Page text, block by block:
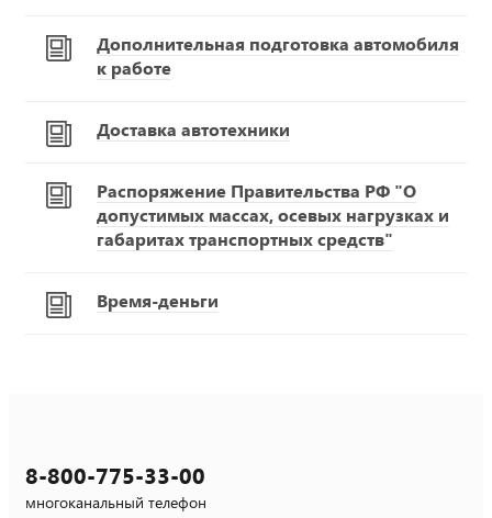
Дополнительная подготовка автомобиля
к работе
Доставка автотехники
Распоряжение Правительства РФ "О
допустимых массах, осевых нагрузках и
габаритах транспортных средств"
Время-деньги
8-800-775-33-00
многоканальный телефон